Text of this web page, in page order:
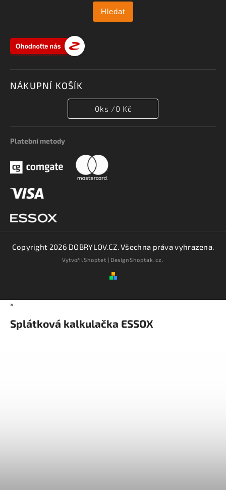
Hledat
NÁKUPNÍ KOŠÍK
0ks /0 Kč
Platební metody
Copyright 2026 DOBRYLOV.CZ. Všechna práva vyhrazena.
VytvořilShoptet | DesignShoptak.cz.
×
Splátková kalkulačka ESSOX